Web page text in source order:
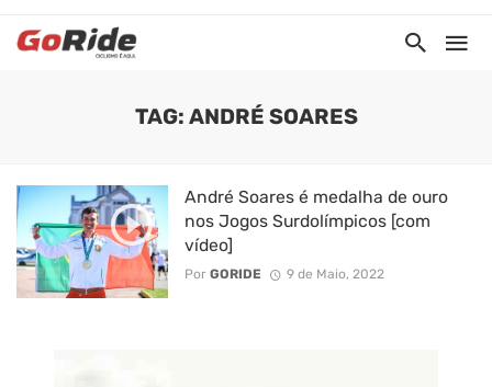
TAG: ANDRÉ SOARES
André Soares é medalha de ouro
nos Jogos Surdolímpicos [com
vídeo]
Por GORIDE 9 de Maio, 2022